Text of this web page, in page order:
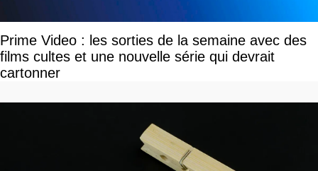
Prime Video : les sorties de la semaine avec des
films cultes et une nouvelle série qui devrait
cartonner